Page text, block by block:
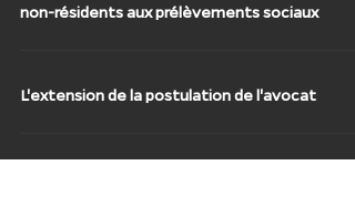
non-résidents aux prélèvements sociaux
L'extension de la postulation de l'avocat